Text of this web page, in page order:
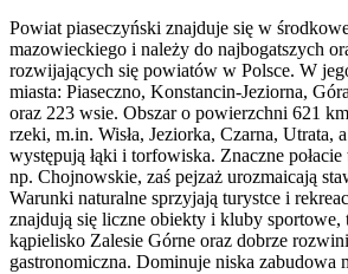
Powiat piaseczyński znajduje się w
mazowieckiego i należy do najbogatszych
rozwijających się powiatów w Polsce. W
miasta: Piaseczno, Konstancin-Jeziorna,
oraz 223 wsie. Obszar o powierzchni 621
rzeki, m.in. Wisła, Jeziorka, Czarna, Utrata,
występują łąki i torfowiska. Znaczne połacie
np. Chojnowskie, zaś pejzaż urozmaicają
Warunki naturalne sprzyjają turystce i
znajdują się liczne obiekty i kluby sportowe,
kąpielisko Zalesie Górne oraz dobrze
gastronomiczna. Dominuje niska zabudowa